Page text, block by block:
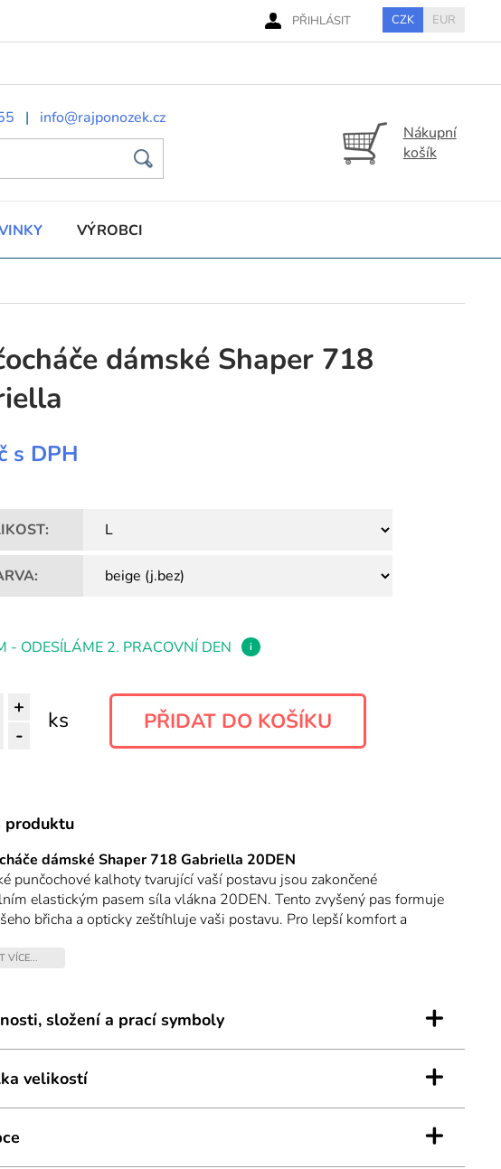
PŘIHLÁSIT CZK EUR
| info@rajponozek.cz
Nákupní
košík
VÝROBCI
dámské Shaper 718
s DPH
- ODESÍLÁME 2. PRACOVNÍ DEN i
+
-
ks
produktu
dámské Shaper 718 Gabriella 20DEN
punčochové kalhoty tvarující vaší postavu jsou zakončené
elastickým pasem síla vlákna 20DEN. Tento zvyšený pas formuje
břicha a opticky zeštíhluje vaši postavu. Pro lepší komfort a
jsou šity plochými švy minimálně znatelnými pod vaším oblečením.
VÍCE...
složení a prací symboly +
velikostí +
+